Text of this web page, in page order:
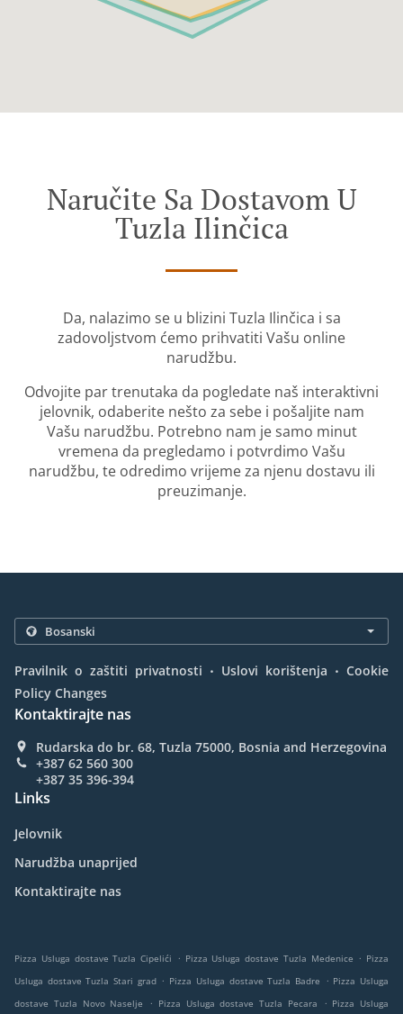
Naručite Sa Dostavom U
Tuzla Ilinčica
Da, nalazimo se u blizini Tuzla Ilinčica i sa
zadovoljstvom ćemo prihvatiti Vašu online
narudžbu.
Odvojite par trenutaka da pogledate naš interaktivni
jelovnik, odaberite nešto za sebe i pošaljite nam
Vašu narudžbu. Potrebno nam je samo minut
vremena da pregledamo i potvrdimo Vašu
narudžbu, te odredimo vrijeme za njenu dostavu ili
preuzimanje.
Pravilnik o zaštiti privatnosti . Uslovi korištenja . Cookie
Policy Changes
Kontaktirajte nas
Rudarska do br. 68, Tuzla 75000, Bosnia and Herzegovina
+387 62 560 300
+387 35 396-394
Links
Jelovnik
Narudžba unaprijed
Kontaktirajte nas
Pizza Usluga dostave Tuzla Cipelići . Pizza Usluga dostave Tuzla Medenice . Pizza
Usluga dostave Tuzla Stari grad . Pizza Usluga dostave Tuzla Badre . Pizza Usluga
dostave Tuzla Novo Naselje
. Pizza Usluga dostave Tuzla Pecara . Pizza Usluga